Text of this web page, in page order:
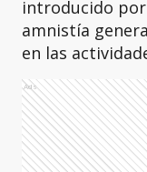
introducido por
amnistía
en las
Ads